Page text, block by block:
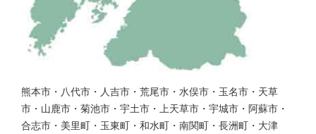
熊本市・八代市・人吉市・荒尾市・水俣市・玉名市・天草
市・山鹿市・菊池市・宇土市・上天草市・宇城市・阿蘇市・
合志市・美里町・玉東町・和水町・南関町・長洲町・大津